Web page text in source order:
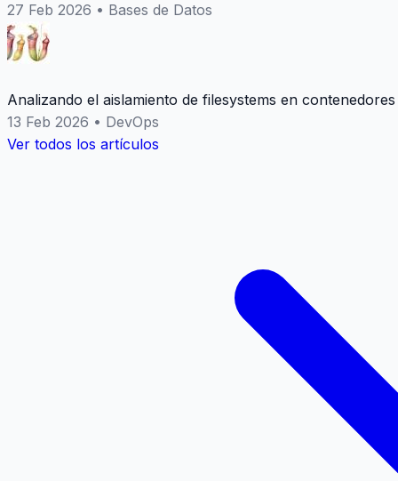
27 Feb 2026 • Bases de Datos
Analizando el aislamiento de filesystems en
13 Feb 2026 • DevOps
Ver todos los artículos